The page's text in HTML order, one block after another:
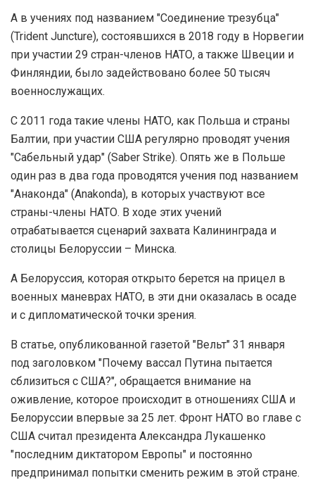
А в учениях под названием "Соединение трезубца"
(Trident Juncture), состоявшихся в 2018 году в Норвегии
при участии 29 стран-членов НАТО, а также Швеции и
Финляндии, было задействовано более 50 тысяч
военнослужащих.
С 2011 года такие члены НАТО, как Польша и страны
Балтии, при участии США регулярно проводят учения
"Сабельный удар" (Saber Strike). Опять же в Польше
один раз в два года проводятся учения под названием
"Анаконда" (Anakonda), в которых участвуют все
страны-члены НАТО. В ходе этих учений
отрабатывается сценарий захвата Калининграда и
столицы Белоруссии – Минска.
А Белоруссия, которая открыто берется на прицел в
военных маневрах НАТО, в эти дни оказалась в осаде
и с дипломатической точки зрения.
В статье, опубликованной газетой "Вельт" 31 января
под заголовком "Почему вассал Путина пытается
сблизиться с США?", обращается внимание на
оживление, которое происходит в отношениях США и
Белоруссии впервые за 25 лет. Фронт НАТО во главе с
США считал президента Александра Лукашенко
"последним диктатором Европы" и постоянно
предпринимал попытки сменить режим в этой стране.